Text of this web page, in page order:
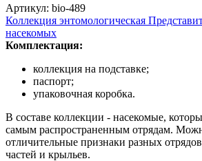
Артикул: bio-489
Коллекция энтомологическая
насекомых
Комплектация:
коллекция на подставке;
паспорт;
упаковочная коробка.
В составе коллекции - насекомые,
самым распространенным отрядам.
отличительные признаки разных
частей и крыльев.